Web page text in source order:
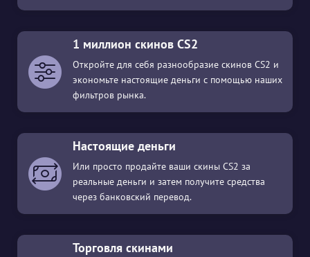
1 миллион скинов CS2
Откройте для себя разнообразие скинов CS2 и
экономьте настоящие деньги с помощью наших
фильтров рынка.
Настоящие деньги
Или просто продайте ваши скины CS2 за
реальные деньги и затем получите средства
через банковский перевод.
Торговля скинами